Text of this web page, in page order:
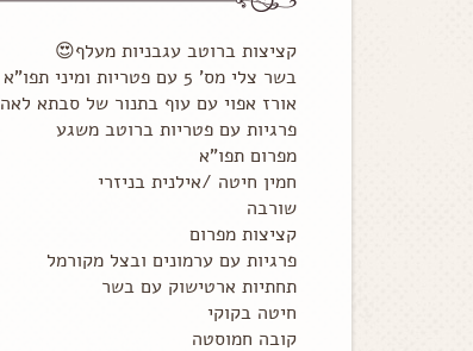
קציצות ברוטב עגבניות מעלף😍
בשר צלי מס' 5 עם פטריות ומיני תפו"א
אורז אפוי עם עוף בתנור של סבתא לאה
פרגיות עם פטריות ברוטב משגע
מפרום תפו"א
חמין חיטה /אילנית בניזרי
שורבה
קציצות מפרום
פרגיות עם ערמונים ובצל מקורמל
תחתיות ארטישוק עם בשר
חיטה בקוקי
קובה חמוסטה